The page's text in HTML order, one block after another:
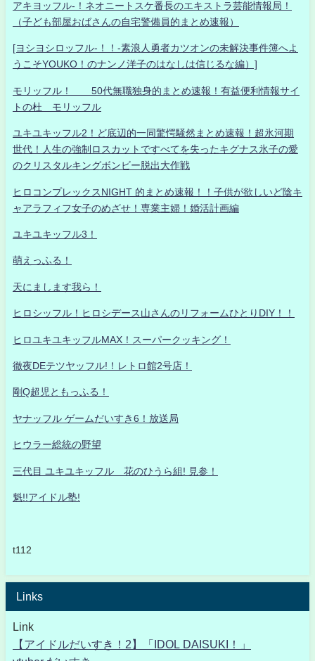
アキヨッフル-！ネオニートスケ番長のエキストラ芸能情報局！
（子ども部屋おばさんの自宅警備員的まとめ速報）
[ヨシヨシロッフル-！！-素浪人勇者カツオンの未解決事件簿へよ
うこそYOUKO！のナンノ洋子のはなしは信じるな編）]
モリッフル！ 50代無職独身的まとめ速報！有益便利情報サイ
トの杜 モリッフル
ユキユキッフル2！ど底辺的一同驚愕騒然まとめ速報！超氷河期
世代！人生の強制ロスカットですべてを失ったキグナス氷子の愛
のクリスタルキングボンビー脱出大作戦
ヒロコンプレックスNIGHT 的まとめ速報！！子供が欲しいど陰キ
ャアラフィフ女子のめざせ！専業主婦！婚活計画編
ユキユキッフル3！
萌えっふる！
天にまします我ら！
ヒロシッフル！ヒロシデース山さんのリフォームひとりDIY！！
ヒロユキユキッフルMAX！スーパークッキング！
徹夜DEテツヤッフル!！レトロ館2号店！
剛Q超児ともっふる！
ヤナッフル ゲームだいすき6！放送局
ヒウラー総統の野望
三代目 ユキユキッフル 花のひうら組! 見参！
魁!!アイドル塾!
t112
Links
Link
【アイドルだいすき！2】「IDOL DAISUKI！」